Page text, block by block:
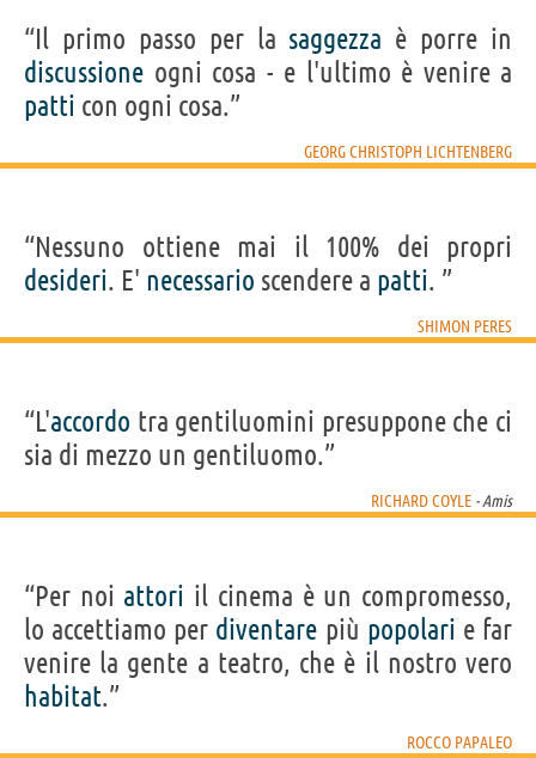
“Il primo passo per la saggezza è porre in
discussione ogni cosa - e l'ultimo è venire a
patti con ogni cosa.”
GEORG CHRISTOPH LICHTENBERG
“Nessuno ottiene mai il 100% dei propri
desideri. E' necessario scendere a patti. ”
SHIMON PERES
“L'accordo tra gentiluomini presuppone che ci
sia di mezzo un gentiluomo.”
RICHARD COYLE - Amis
“Per noi attori il cinema è un compromesso,
lo accettiamo per diventare più popolari e far
venire la gente a teatro, che è il nostro vero
habitat.”
ROCCO PAPALEO